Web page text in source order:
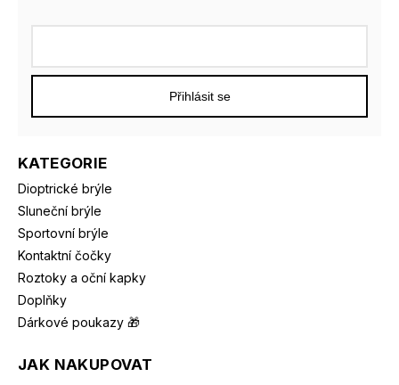
KATEGORIE
Dioptrické brýle
Sluneční brýle
Sportovní brýle
Kontaktní čočky
Roztoky a oční kapky
Doplňky
Dárkové poukazy 🎁
JAK NAKUPOVAT
Přihlásit se